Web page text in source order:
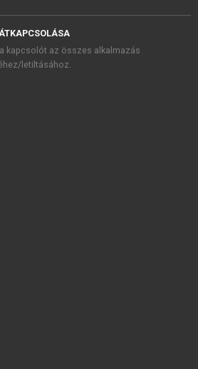
kapcsolót az összes alkalmazás
letiltásához.